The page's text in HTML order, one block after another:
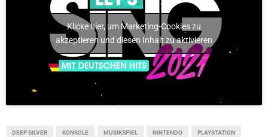
Klicke hier, um Marketing-Cookies zu
akzeptieren und diesen Inhalt zu aktivieren
DEEP SILVER KONSOLE MUSIKSPIEL NINTENDO PLAYSTATION